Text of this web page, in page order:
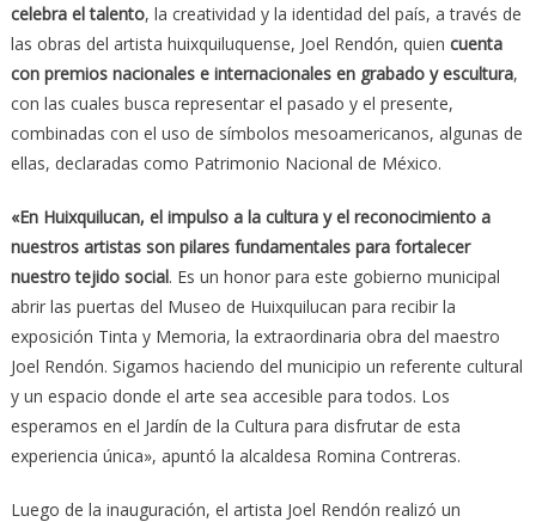
celebra el talento, la creatividad y la identidad del país, a través de
las obras del artista huixquiluquense, Joel Rendón, quien cuenta
con premios nacionales e internacionales en grabado y escultura,
con las cuales busca representar el pasado y el presente,
combinadas con el uso de símbolos mesoamericanos, algunas de
ellas, declaradas como Patrimonio Nacional de México.
«En Huixquilucan, el impulso a la cultura y el reconocimiento a
nuestros artistas son pilares fundamentales para fortalecer
nuestro tejido social. Es un honor para este gobierno municipal
abrir las puertas del Museo de Huixquilucan para recibir la
exposición Tinta y Memoria, la extraordinaria obra del maestro
Joel Rendón. Sigamos haciendo del municipio un referente cultural
y un espacio donde el arte sea accesible para todos. Los
esperamos en el Jardín de la Cultura para disfrutar de esta
experiencia única», apuntó la alcaldesa Romina Contreras.
Luego de la inauguración, el artista Joel Rendón realizó un